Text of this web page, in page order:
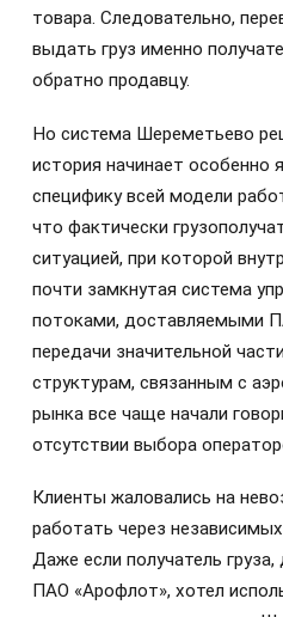
товара. Следовательно,
выдать груз именно
обратно продавцу.
Но система Шереметьево
история начинает особенно
специфику всей модели
что фактически
ситуацией, при которой
почти замкнутая система
потоками, доставляемыми
передачи значительной
структурам, связанным с
рынка все чаще начали
отсутствии выбора
Клиенты жаловались на
работать через
Даже если получатель
ПАО «Арофлот», хотел